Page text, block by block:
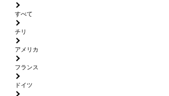
すべて
チリ
アメリカ
フランス
ドイツ